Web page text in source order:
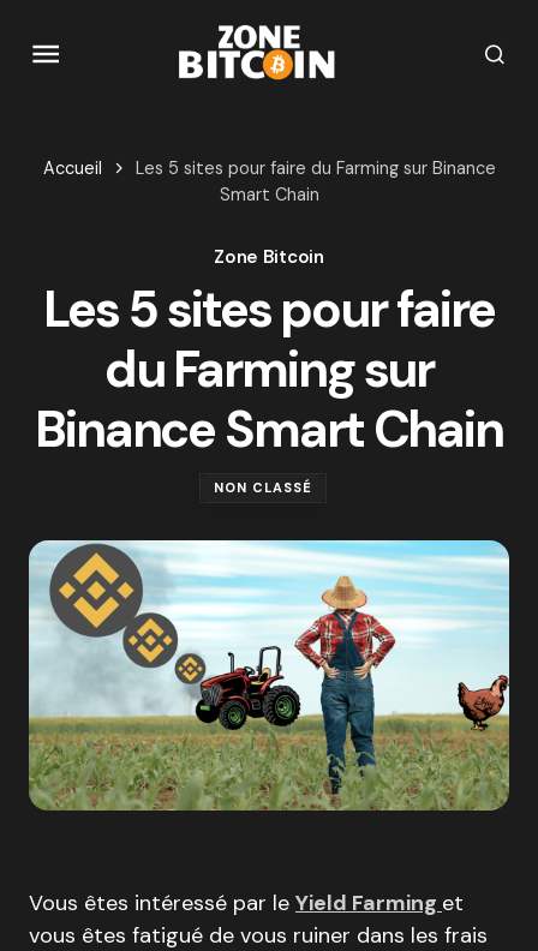
Accueil
Les 5 sites pour faire du Farming sur Binance
Smart Chain
Zone Bitcoin
Les 5 sites pour faire
du Farming sur
Binance Smart Chain
NON CLASSÉ
Vous êtes intéressé par le Yield Farming et
vous êtes fatigué de vous ruiner dans les frais